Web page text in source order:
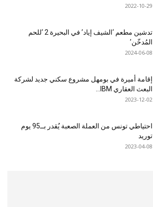
2022-10-29
تدشين مطعم ‘الشيف إياد’ في البحيرة 2 ‘للحم
المُدخّن’
2024-06-08
إقامة أميرة في بومهل مشروع سكني جديد لشركة
البعث العقاري IBM...
2023-12-02
احتياطي تونس من العملة الصعبة يُقدر بــ95 يوم
توريد
2023-04-08